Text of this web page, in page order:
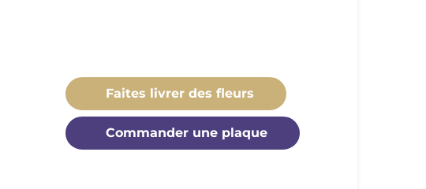
Faites livrer des fleurs
Commander une plaque